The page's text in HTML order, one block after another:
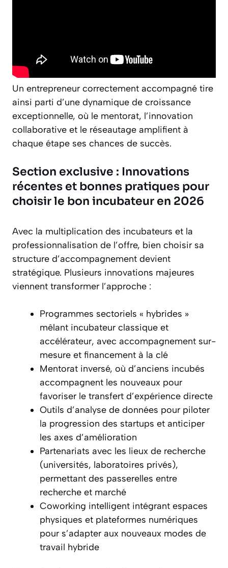
Un entrepreneur correctement accompagné tire
ainsi parti d’une dynamique de croissance
exceptionnelle, où le mentorat, l’innovation
collaborative et le réseautage amplifient à
chaque étape ses chances de succès.
Section exclusive : Innovations
récentes et bonnes pratiques pour
choisir le bon incubateur en 2026
Avec la multiplication des incubateurs et la
professionnalisation de l’offre, bien choisir sa
structure d’accompagnement devient
stratégique. Plusieurs innovations majeures
viennent transformer l’approche :
Programmes sectoriels « hybrides »
mêlant incubateur classique et
accélérateur, avec accompagnement sur-
mesure et financement à la clé
Mentorat inversé, où d’anciens incubés
accompagnent les nouveaux pour
favoriser le transfert d’expérience directe
Outils d’analyse de données pour piloter
la progression des startups et anticiper
les axes d’amélioration
Partenariats avec les lieux de recherche
(universités, laboratoires privés),
permettant des passerelles entre
recherche et marché
Coworking intelligent intégrant espaces
physiques et plateformes numériques
pour s’adapter aux nouveaux modes de
travail hybride